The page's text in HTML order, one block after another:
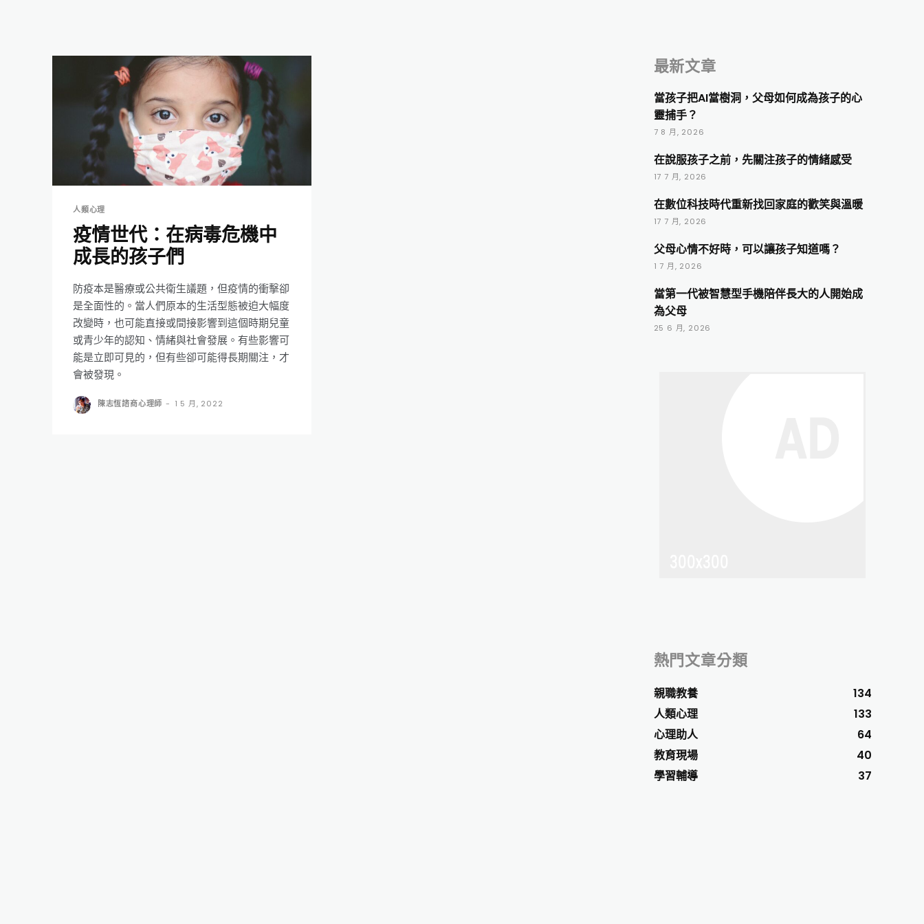
人類心理
疫情世代：在病毒危機中
成長的孩子們
防疫本是醫療或公共衛生議題，但疫情的衝擊卻
是全面性的。當人們原本的生活型態被迫大幅度
改變時，也可能直接或間接影響到這個時期兒童
或青少年的認知、情緒與社會發展。有些影響可
能是立即可見的，但有些卻可能得長期關注，才
會被發現。
陳志恆諮商心理師 - 1 5 月, 2022
最新文章
當孩子把AI當樹洞，父母如何成為孩子的心
靈捕手？
7 8 月, 2026
在說服孩子之前，先關注孩子的情緒感受
17 7 月, 2026
在數位科技時代重新找回家庭的歡笑與溫暖
17 7 月, 2026
父母心情不好時，可以讓孩子知道嗎？
1 7 月, 2026
當第一代被智慧型手機陪伴長大的人開始成
為父母
25 6 月, 2026
熱門文章分類
親職教養
134
人類心理
133
心理助人
64
教育現場
40
學習輔導
37